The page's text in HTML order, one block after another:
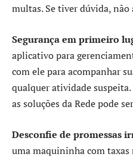
multas. Se tiver dúvida, não
Segurança em primeiro
aplicativo para
com ele para acompanhar
qualquer atividade
as soluções da Rede pode
Desconfie de promessas
uma maquininha com